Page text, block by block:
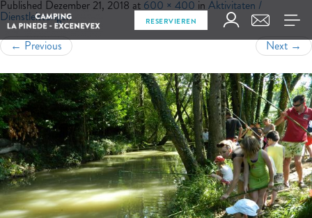
RESERVIEREN
Published Dezember 21, 2018 at 600 × 400 in Aktivitaten /
Dienstleistungen
← Previous Next →